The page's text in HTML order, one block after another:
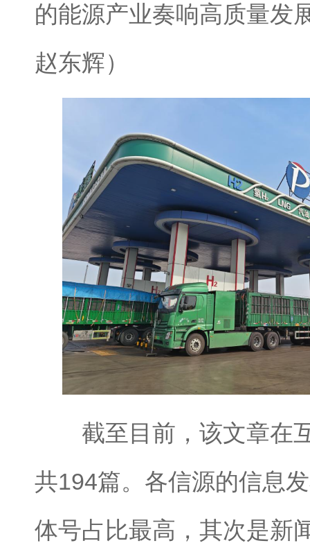
的能源产业奏响高质量发
赵东辉）
截至目前，该文章在
共194篇。各信源的信息
体号占比最高，其次是新